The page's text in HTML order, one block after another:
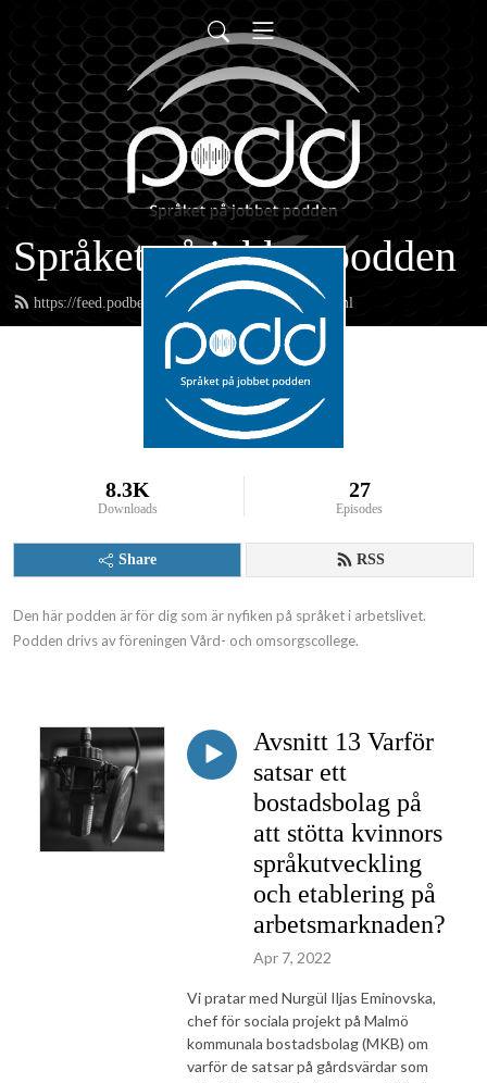
Språket på jobbet podden
https://feed.podbean.com/spraketapajobbet/feed.xml
8.3K
Downloads
27
Episodes
Share RSS
Den här podden är för dig som är nyfiken på språket i arbetslivet.
Podden drivs av föreningen Vård- och omsorgscollege.
Avsnitt 13 Varför
satsar ett
bostadsbolag på
att stötta kvinnors
språkutveckling
och etablering på
arbetsmarknaden?
Apr 7, 2022
Vi pratar med Nurgül Iljas Eminovska,
chef för sociala projekt på Malmö
kommunala bostadsbolag (MKB) om
varför de satsar på gårdsvärdar som